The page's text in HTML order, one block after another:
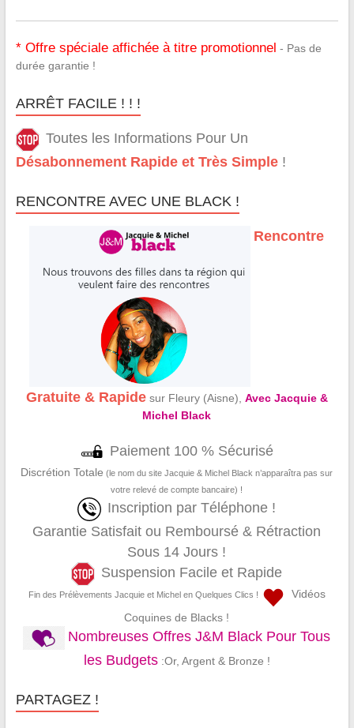
* Offre spéciale affichée à titre promotionnel - Pas de
durée garantie !
ARRÊT FACILE ! ! !
Toutes les Informations Pour Un
Désabonnement Rapide et Très Simple!
RENCONTRE AVEC UNE BLACK !
Rencontre
Gratuite & Rapidesur Fleury (Aisne), Avec Jacquie &
Michel Black
Paiement 100 % Sécurisé
Discrétion Totale (le nom du site Jacquie & Michel Black n’apparaîtra pas sur
votre relevé de compte bancaire) !
Inscription par Téléphone !
Garantie Satisfait ou Remboursé & Rétraction
Sous 14 Jours !
Suspension Facile et Rapide
Fin des Prélèvements Jacquie et Michel en Quelques Clics !
Vidéos
Coquines de Blacks !
Nombreuses Offres J&M Black Pour Tous
les Budgets:Or, Argent & Bronze !
PARTAGEZ !